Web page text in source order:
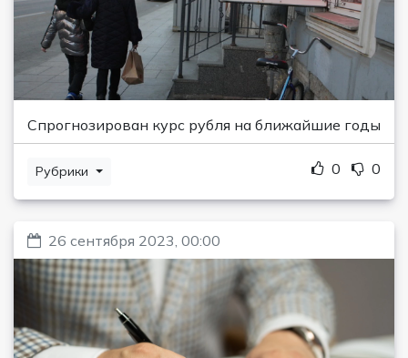
Спрогнозирован курс рубля на ближайшие годы
Рубрики 0 0
26 сентября 2023, 00:00